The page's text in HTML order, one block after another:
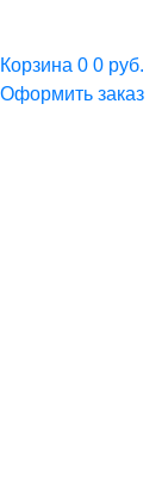
Корзина 0 0 руб.
Оформить заказ